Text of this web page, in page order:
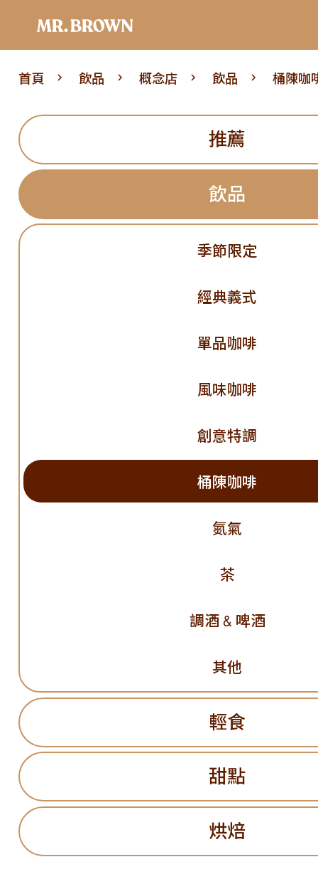
首頁 飲品 概念店 飲品 桶陳咖
推薦
飲品
季節限定
經典義式
單品咖啡
風味咖啡
創意特調
桶陳咖啡
氮氣
茶
調酒 & 啤酒
其他
輕食
甜點
烘焙